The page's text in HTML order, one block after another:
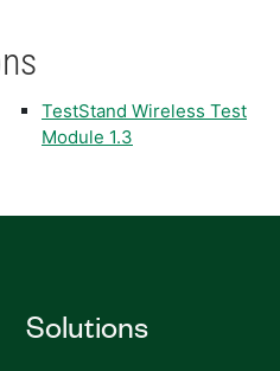
TestStand Wireless Test
Module 1.3
Solutions